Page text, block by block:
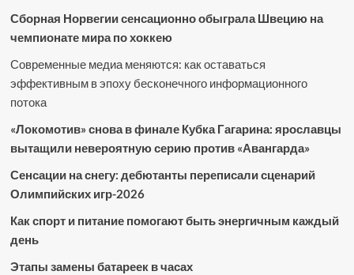
Сборная Норвегии сенсационно обыграла Швецию на
чемпионате мира по хоккею
Современные медиа меняются: как оставаться
эффективным в эпоху бесконечного информационного
потока
«Локомотив» снова в финале Кубка Гагарина: ярославцы
вытащили невероятную серию против «Авангарда»
Сенсации на снегу: дебютанты переписали сценарий
Олимпийских игр-2026
Как спорт и питание помогают быть энергичным каждый
день
Этапы замены батареек в часах